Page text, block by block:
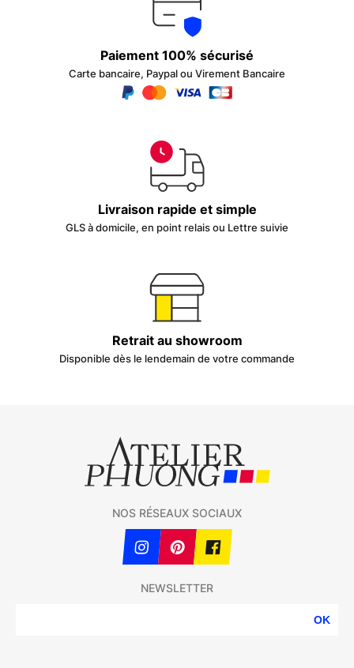
Paiement 100% sécurisé
Carte bancaire, Paypal ou Virement Bancaire
Livraison rapide et simple
GLS à domicile, en point relais ou Lettre suivie
Retrait au showroom
Disponible dès le lendemain de votre commande
NEWSLETTER
OK
NOS RÉSEAUX SOCIAUX